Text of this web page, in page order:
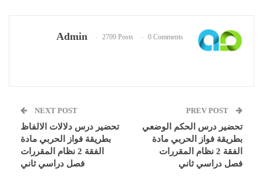
Admin 2709 Posts 0 Comments
تحضير درس الحكم الوضعي
بطريقة فواز الحربي مادة
الفقة 2 نظام المقررات
فصل دراسي ثاني
NEXT POST
تحضير درس دلالات الالفاظ
بطريقة فواز الحربي مادة
الفقة 2 نظام المقررات
فصل دراسي ثاني